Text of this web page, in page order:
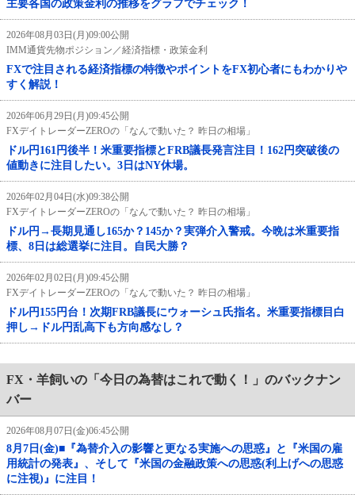
主要各国の政策金利の推移をグラフでチェック！
2026年08月03日(月)09:00公開
IMM通貨先物ポジション／経済指標・政策金利
FXで注目される経済指標の特徴やポイントをFX初心者にもわかりや
すく解説！
2026年06月29日(月)09:45公開
FXデイトレーダーZEROの「なんで動いた？ 昨日の相場」
ドル円161円後半！米重要指標とFRB議長発言注目！162円突破後の
値動きに注目したい。3日はNY休場。
2026年02月04日(水)09:38公開
FXデイトレーダーZEROの「なんで動いた？ 昨日の相場」
ドル円→長期見通し165か？145か？実弾介入警戒。今晩は米重要指
標、8日は総選挙に注目。自民大勝？
2026年02月02日(月)09:45公開
FXデイトレーダーZEROの「なんで動いた？ 昨日の相場」
ドル円155円台！次期FRB議長にウォーシュ氏指名。米重要指標目白
押し→ドル円乱高下も方向感なし？
FX・羊飼いの「今日の為替はこれで動く！」のバックナン
バー
2026年08月07日(金)06:45公開
8月7日(金)■『為替介入の影響と更なる実施への思惑』と『米国の雇
用統計の発表』、そして『米国の金融政策への思惑(利上げへの思惑
に注視)』に注目！